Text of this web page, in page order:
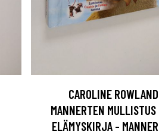
CAROLINE
MANNERTEN
ELÄMYSKIRJA -